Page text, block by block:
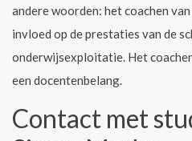
andere woorden: het coachen
invloed op de prestaties van de
onderwijsexploitatie. Het
een docentenbelang.
Contact met